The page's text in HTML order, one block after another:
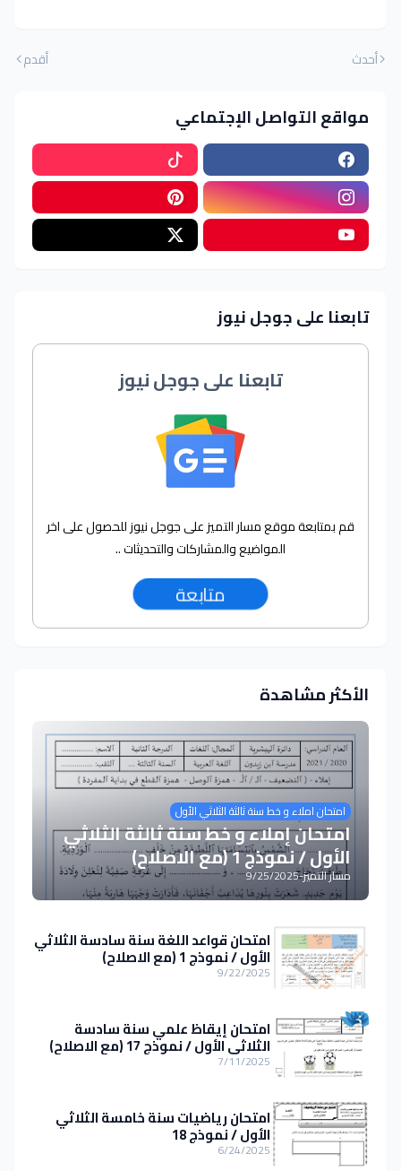
أحدث أقدم
مواقع التواصل الإجتماعي
تابعنا على جوجل نيوز
تابعنا على جوجل نيوز
قم بمتابعة موقع مسار التميز على جوجل نيوز للحصول على اخر
المواضيع والمشاركات والتحديثات ..
متابعة
الأكثر مشاهدة
امتحان املاء و خط سنة ثالثة الثلاثي الأول
امتحان إملاء و خط سنة ثالثة الثلاثي
الأول / نموذج 1 (مع الاصلاح)
مسار التميز-
9/25/2025
امتحان قواعد اللغة سنة سادسة الثلاثي
الأول / نموذج 1 (مع الاصلاح)
9/22/2025
امتحان إيقاظ علمي سنة سادسة
الثلاثي الأول / نموذج 17 (مع الاصلاح)
7/11/2025
امتحان رياضيات سنة خامسة الثلاثي
الأول / نموذج 18
6/24/2025